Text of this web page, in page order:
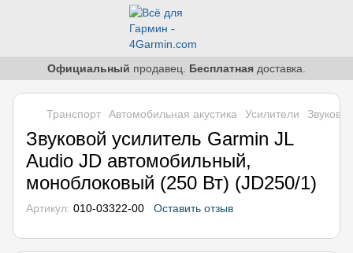
Официальный продавец. Бесплатная доставка.
Транспорт Автомобильная акустика Усилители
Звуковой усилитель Garmin JL
Audio JD автомобильный,
моноблоковый (250 Вт) (JD250/1)
Артикул: 010-03322-00 Оставить отзыв